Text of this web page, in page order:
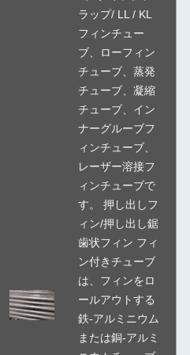
ラップ/ LL / KL
フィンチュー
ブ、ローフィン
チューブ、蒸発
チューブ、凝縮
チューブ、イン
ナーグルーブフ
ィンチューブ、
レーザー溶接フ
ィンチューブで
す。 押し出しフ
ィン/押し出し鋸
歯状フィン フィ
ン付きチューブ
は、フィンをロ
ールアウトする
鉄-アルミニウム
または銅-アルミ